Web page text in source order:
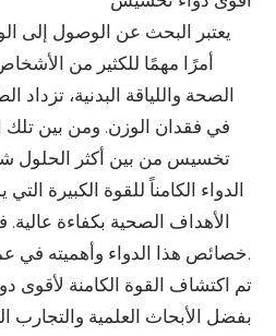
يعتبر البحث عن الوصول إلى
أمرًا مهمًا للكثير من
الصحة واللياقة البدنية،
في فقدان الوزن. ومن بين تلك
تخسيس من بين أكثر الحلول
الدواء الكامناً للقوة الكبيرة
الأهداف الصحية بكفاءة
خصائص هذا الدواء وأهميته في عملية الجسم لفقدان الوزن.
تم اكتشاف القوة الكامنة لأقوى
بفضل الأبحاث العلمية والتجارب